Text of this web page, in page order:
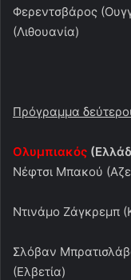
Φερεντσβάρος
(Λιθουανία)
Πρόγραμμα
Ολυμπιακός
Νέφτσι Μπακού
Ντινάμο Ζάγκρεμπ
Σλόβαν
(Ελβετία)